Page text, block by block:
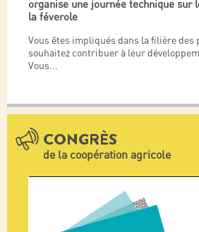
organise une journée technique sur
la féverole
Vous êtes impliqués dans la filière des
souhaitez contribuer à leur
Vous...
CONGRÈS
de la coopération agricole